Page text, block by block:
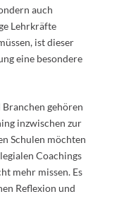
auch
Lehrkräfte
ist dieser
eine besondere
gehören
inzwischen zur
Schulen möchten
Coachings
mehr missen. Es
Reflexion und